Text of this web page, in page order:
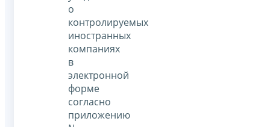
о
контролируемых
иностранных
компаниях
в
электронной
форме
согласно
приложению